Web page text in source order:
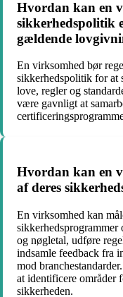
Hvordan kan en
sikkerhedspolitik
gældende
En virksomhed bør
sikkerhedspolitik for at
love, regler og
være gavnligt at
Hvordan kan en
af deres
En virksomhed kan
og nøgletal, udføre
indsamle feedback fra
mod
at identificere områder
sikkerheden.